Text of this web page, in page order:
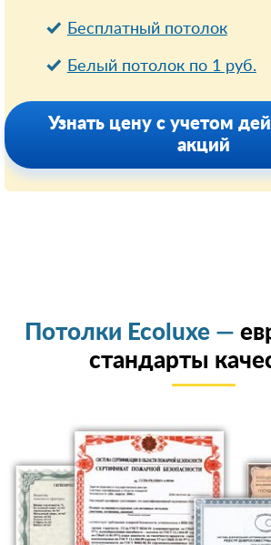
Бесплатный потолок
Белый потолок по 1 руб.
Узнать цену с учетом
акций
Потолки Ecoluxe —
стандарты